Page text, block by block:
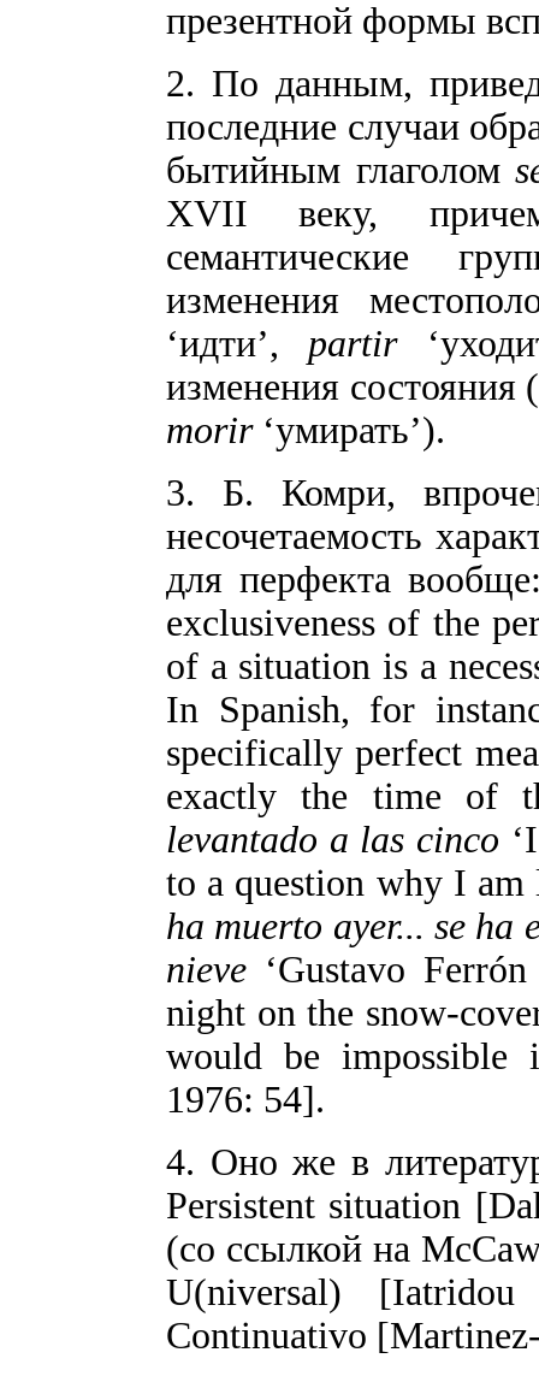
презентной формы
2. По данным,
последние случаи
бытийным глаголом
XVII веку,
семантические
изменения
‘идти’, partir
изменения состояния (
morir‘умирать’).
3. Б. Комри,
несочетаемость
для перфекта
exclusiveness of the
of a situation is a
In Spanish, for
specifically perfect
exactly the time of
levantado a las cinco
to a question why I
ha muerto ayer... se ha
nieve ‘Gustavo
night on the snow-
would be impossible
1976: 54].
4. Оно же в
Persistent situation
(со ссылкой на
U(niversal)
Continuativo